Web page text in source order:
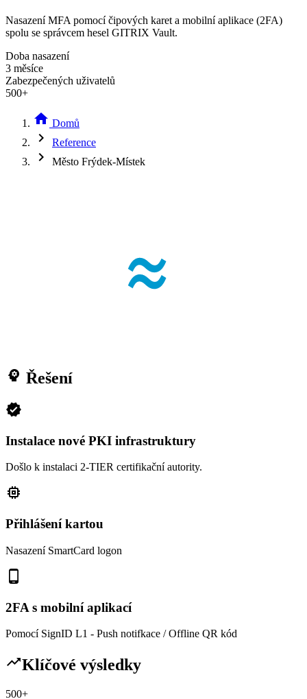
Nasazení MFA pomocí čipových karet a mobilní aplikace (2FA)
spolu se správcem hesel GITRIX Vault.
Doba nasazení
3 měsíce
Zabezpečených uživatelů
500+
home Domů
chevron_right Reference
chevron_right Město Frýdek-Místek
psychology Řešení
verified
Instalace nové PKI infrastruktury
Došlo k instalaci 2-TIER certifikační autority.
memory
Přihlášení kartou
Nasazení SmartCard logon
phone_android
2FA s mobilní aplikací
Pomocí SignID L1 - Push notifkace / Offline QR kód
trending_upKlíčové výsledky
500+